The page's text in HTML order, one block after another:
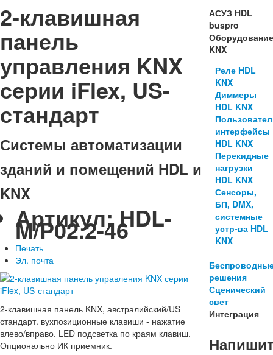
2-клавишная
панель
управления KNX
серии iFlex, US-
стандарт
Системы автоматизации
зданий и помещений HDL и
KNX
Артикул:HDL-
M/P02.2-46
Печать
Эл. почта
2-клавишная панель KNX, австралийский/US
стандарт. вухпозиционные клавиши - нажатие
влево/вправо. LED подсветка по краям клавиш.
Опционально ИК приемник.
АСУЗ HDL
buspro
KNX
Реле HDL
KNX
Диммеры
HDL KNX
интерфейсы
HDL KNX
Перекидные
нагрузки
HDL KNX
Сенсоры,
БП, DMX,
системные
устр-ва HDL
KNX
решения
Сценический
свет
Интеграция